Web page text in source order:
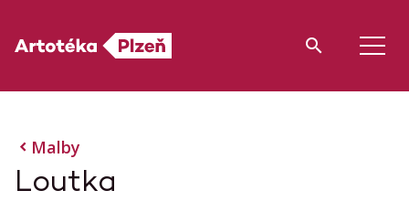
Malby
Loutka